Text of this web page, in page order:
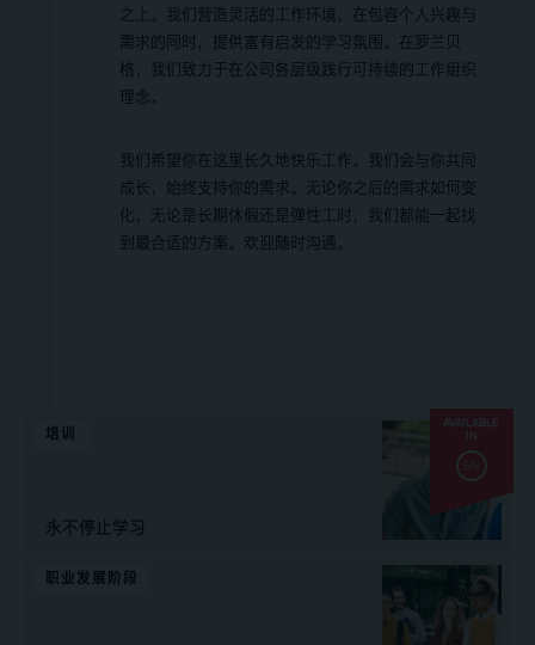
之上。我们营造灵活的工作环境，在包容个人兴趣与
需求的同时，提供富有启发的学习氛围。在罗兰贝
格，我们致力于在公司各层级践行可持续的工作组织
理念。
我们希望你在这里长久地快乐工作。我们会与你共同
成长，始终支持你的需求。无论你之后的需求如何变
化，无论是长期休假还是弹性工时，我们都能一起找
到最合适的方案。欢迎随时沟通。
AVAILABLE
IN
培训
永不停止学习
职业发展阶段